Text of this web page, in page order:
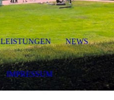
LEISTUNGEN NEWS
IMPRESSUM